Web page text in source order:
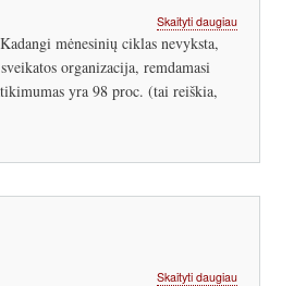
Skaityti daugiauapie
mėnesinių ciklas nevyksta,
organizacija, remdamasi
yra 98 proc. (tai reiškia,
Skaityti daugiauapie